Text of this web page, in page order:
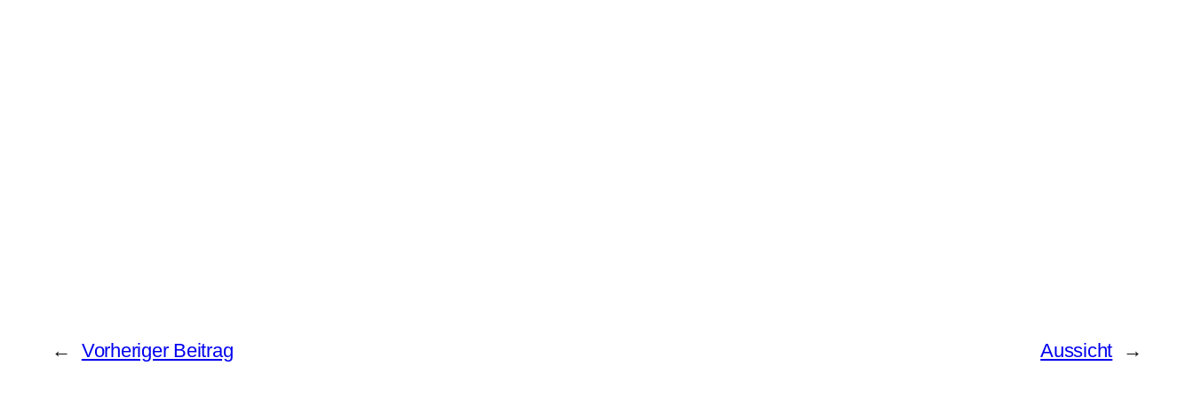
← Vorheriger Beitrag Aussicht →